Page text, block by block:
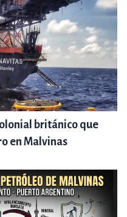
británico que
en Malvinas